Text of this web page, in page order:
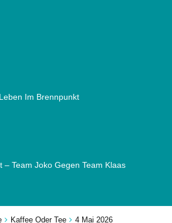
Kaffee Oder Tee 4 Mai 2026
Im Brennpunkt
– Team Joko Gegen Team Klaas